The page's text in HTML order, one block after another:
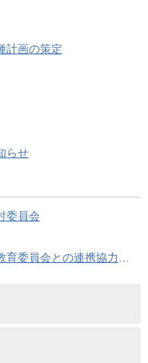
計画の策定
らせ
委員会
連携協力に関する協定の締結